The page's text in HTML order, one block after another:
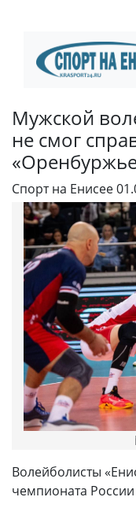
Мужской
не смог
Спорт на Енисее
Волейболисты
чемпионата